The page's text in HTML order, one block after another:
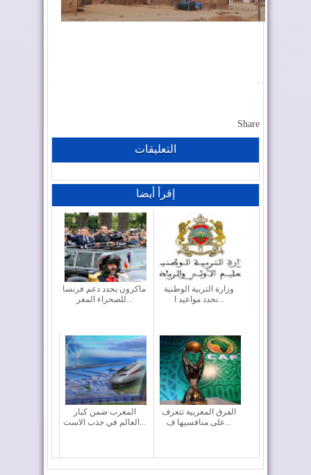
Share
التعليقات
إقرأ أيضا
ماكرون يجدد دعم فرنسا
للصحراء المغر...
وزارة التربية الوطنية
تحدد مواعيد ا...
المغرب ضمن كبار
العالم في جذب الاست...
الفرق المغربية تتعرف
على منافسيها ف...